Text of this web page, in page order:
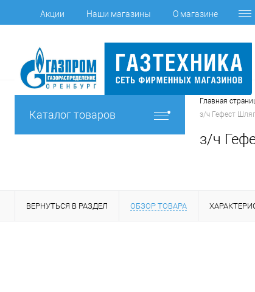
Акции Наши магазины О магазине
Каталог товаров
Главная
з/ч Гефест
з/ч
ВЕРНУТЬСЯ В РАЗДЕЛ ОБЗОР ТОВАРА